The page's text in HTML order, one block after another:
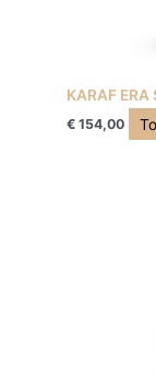
KARAF
€ 154,00